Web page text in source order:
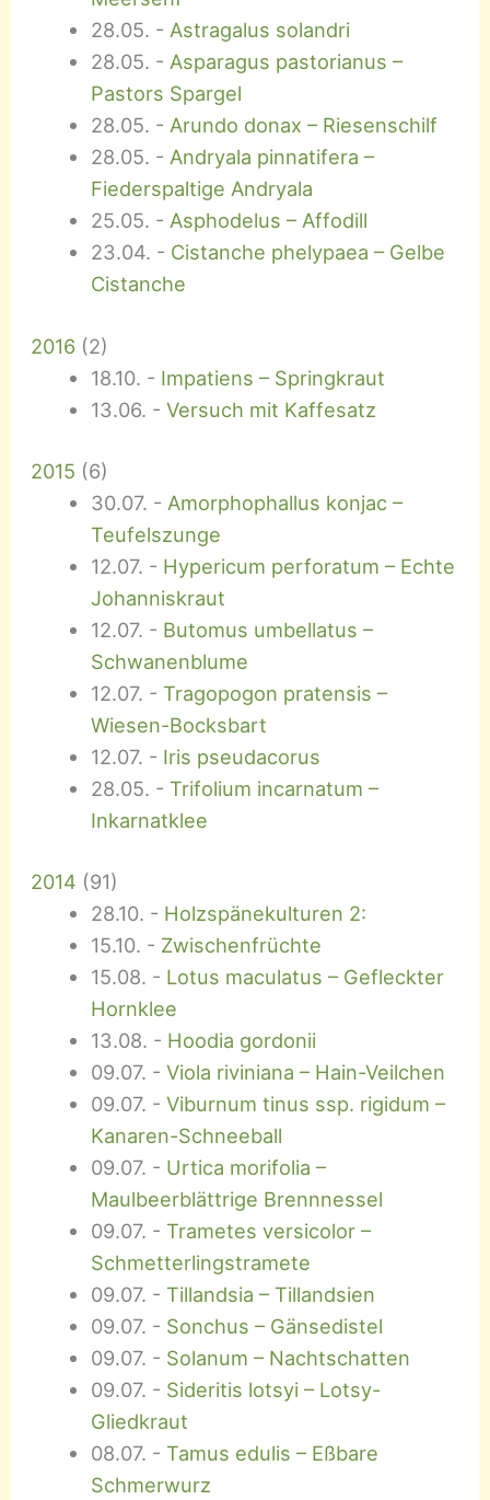
28.05. - Astragalus solandri
28.05. - Asparagus pastorianus –
Pastors Spargel
28.05. - Arundo donax – Riesenschilf
28.05. - Andryala pinnatifera –
Fiederspaltige Andryala
25.05. - Asphodelus – Affodill
23.04. - Cistanche phelypaea – Gelbe
Cistanche
2016 (2)
18.10. - Impatiens – Springkraut
13.06. - Versuch mit Kaffesatz
2015 (6)
30.07. - Amorphophallus konjac –
Teufelszunge
12.07. - Hypericum perforatum – Echte
Johanniskraut
12.07. - Butomus umbellatus –
Schwanenblume
12.07. - Tragopogon pratensis –
Wiesen-Bocksbart
12.07. - Iris pseudacorus
28.05. - Trifolium incarnatum –
Inkarnatklee
2014 (91)
28.10. - Holzspänekulturen 2:
15.10. - Zwischenfrüchte
15.08. - Lotus maculatus – Gefleckter
Hornklee
13.08. - Hoodia gordonii
09.07. - Viola riviniana – Hain-Veilchen
09.07. - Viburnum tinus ssp. rigidum –
Kanaren-Schneeball
09.07. - Urtica morifolia –
Maulbeerblättrige Brennnessel
09.07. - Trametes versicolor –
Schmetterlingstramete
09.07. - Tillandsia – Tillandsien
09.07. - Sonchus – Gänsedistel
09.07. - Solanum – Nachtschatten
09.07. - Sideritis lotsyi – Lotsy-
Gliedkraut
08.07. - Tamus edulis – Eßbare
Schmerwurz